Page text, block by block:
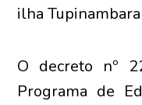
ilha
O decreto nº
Programa de